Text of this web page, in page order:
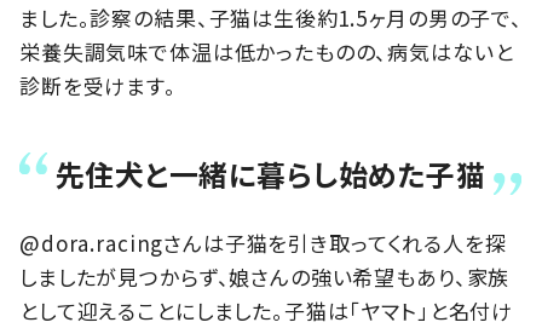
ました。診察の結果、子猫は生後約1.5ヶ月の男の子で、
栄養失調気味で体温は低かったものの、病気はないと
診断を受けます。
先住犬と一緒に暮らし始めた子猫
@dora.racingさんは子猫を引き取ってくれる人を探
しましたが見つからず、娘さんの強い希望もあり、家族
として迎えることにしました。子猫は「ヤマト」と名付け